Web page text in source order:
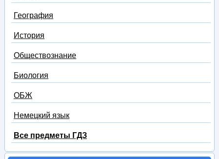
География
История
Обществознание
Биология
ОБЖ
Немецкий язык
Все предметы ГДЗ